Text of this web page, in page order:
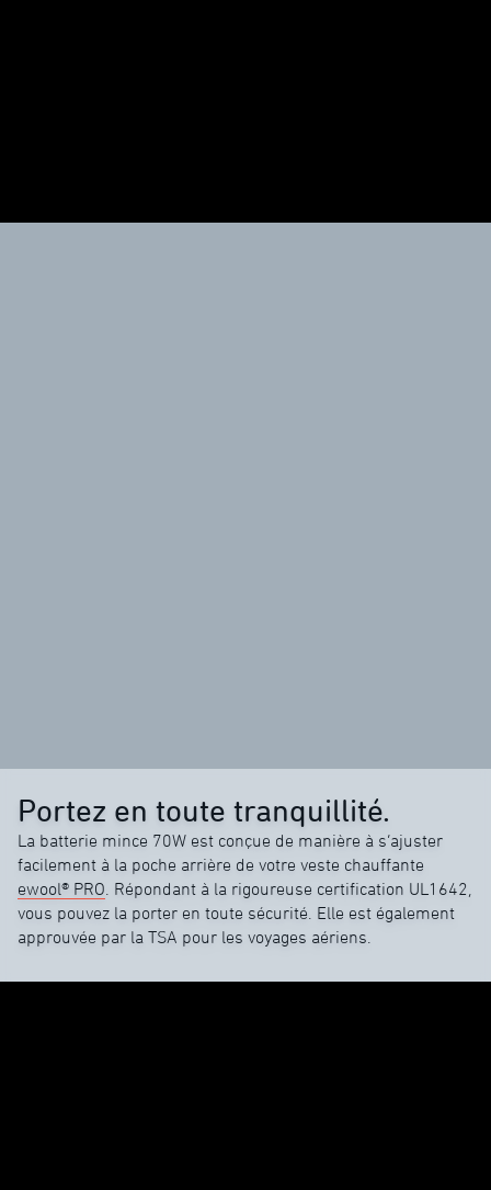
Portez en toute tranquillité.
La batterie mince 70W est conçue de manière à s’ajuster
facilement à la poche arrière de votre veste chauffante
ewool® PRO . Répondant à la rigoureuse certification UL1642,
vous pouvez la porter en toute sécurité. Elle est également
approuvée par la TSA pour les voyages aériens.